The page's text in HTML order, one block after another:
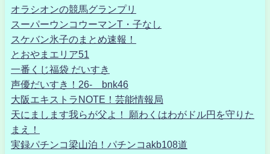
オラシオンの競馬グランプリ
スーパーウンコウーマンT・子なし
スケバン氷子のまとめ速報！
とおやまエリア51
一番くじ福袋 だいすき
声優だいすき！26- bnk46
大阪エキストラNOTE！芸能情報局
天にまします我らが父よ！ 願わくはわがドル円を守りた
まえ！
実録パチンコ梁山泊！パチンコakb108道